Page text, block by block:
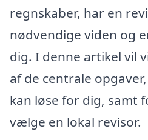
regnskaber, har en
nødvendige viden og
dig. I denne artikel vil
af de centrale
kan løse for dig, samt
vælge en lokal revisor.